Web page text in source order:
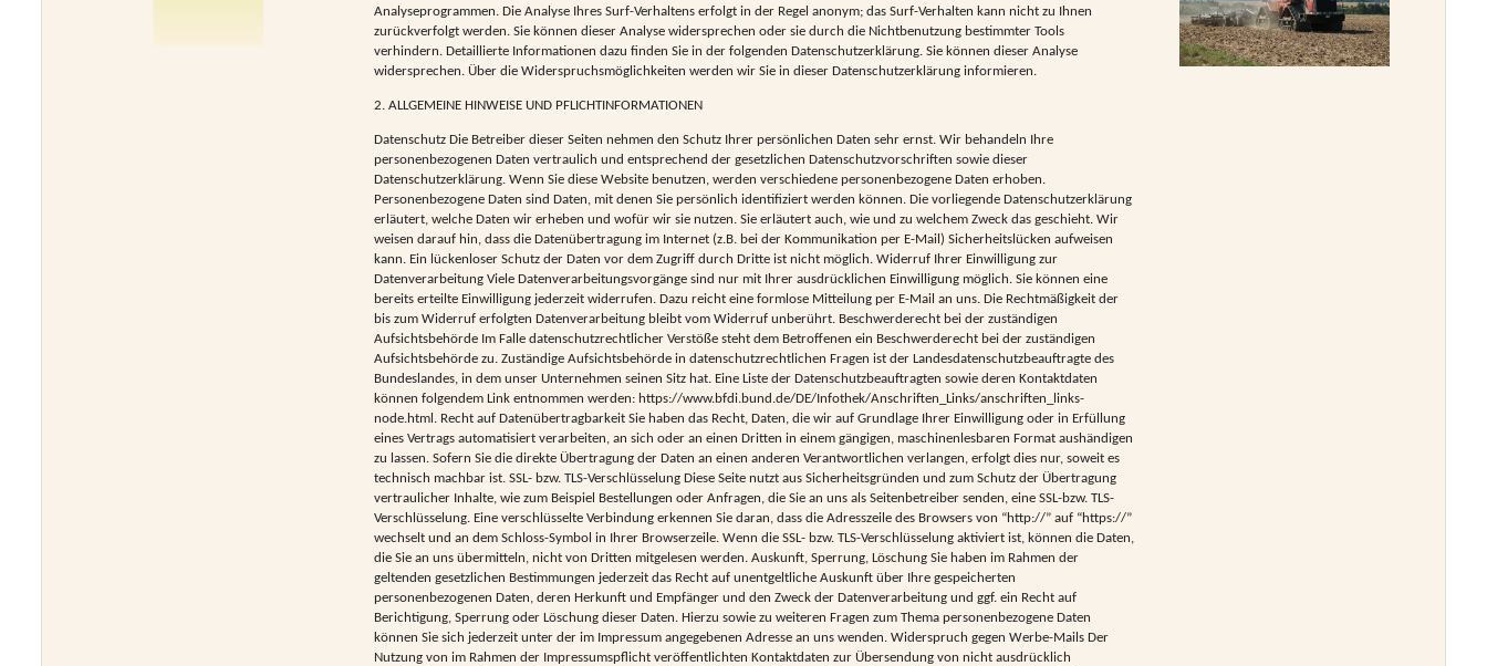
Analyseprogrammen. Die Analyse Ihres Surf-Verhaltens erfolgt in der Regel anonym; das Surf-Verhalten kann nicht zu Ihnen
zurückverfolgt werden. Sie können dieser Analyse widersprechen oder sie durch die Nichtbenutzung bestimmter Tools
verhindern. Detaillierte Informationen dazu finden Sie in der folgenden Datenschutzerklärung. Sie können dieser Analyse
widersprechen. Über die Widerspruchsmöglichkeiten werden wir Sie in dieser Datenschutzerklärung informieren.
2. ALLGEMEINE HINWEISE UND PFLICHTINFORMATIONEN
Datenschutz Die Betreiber dieser Seiten nehmen den Schutz Ihrer persönlichen Daten sehr ernst. Wir behandeln Ihre
personenbezogenen Daten vertraulich und entsprechend der gesetzlichen Datenschutzvorschriften sowie dieser
Datenschutzerklärung. Wenn Sie diese Website benutzen, werden verschiedene personenbezogene Daten erhoben.
Personenbezogene Daten sind Daten, mit denen Sie persönlich identifiziert werden können. Die vorliegende Datenschutzerklärung
erläutert, welche Daten wir erheben und wofür wir sie nutzen. Sie erläutert auch, wie und zu welchem Zweck das geschieht. Wir
weisen darauf hin, dass die Datenübertragung im Internet (z.B. bei der Kommunikation per E-Mail) Sicherheitslücken aufweisen
kann. Ein lückenloser Schutz der Daten vor dem Zugriff durch Dritte ist nicht möglich. Widerruf Ihrer Einwilligung zur
Datenverarbeitung Viele Datenverarbeitungsvorgänge sind nur mit Ihrer ausdrücklichen Einwilligung möglich. Sie können eine
bereits erteilte Einwilligung jederzeit widerrufen. Dazu reicht eine formlose Mitteilung per E-Mail an uns. Die Rechtmäßigkeit der
bis zum Widerruf erfolgten Datenverarbeitung bleibt vom Widerruf unberührt. Beschwerderecht bei der zuständigen
Aufsichtsbehörde Im Falle datenschutzrechtlicher Verstöße steht dem Betroffenen ein Beschwerderecht bei der zuständigen
Aufsichtsbehörde zu. Zuständige Aufsichtsbehörde in datenschutzrechtlichen Fragen ist der Landesdatenschutzbeauftragte des
Bundeslandes, in dem unser Unternehmen seinen Sitz hat. Eine Liste der Datenschutzbeauftragten sowie deren Kontaktdaten
können folgendem Link entnommen werden: https://www.bfdi.bund.de/DE/Infothek/Anschriften_Links/anschriften_links-
node.html. Recht auf Datenübertragbarkeit Sie haben das Recht, Daten, die wir auf Grundlage Ihrer Einwilligung oder in Erfüllung
eines Vertrags automatisiert verarbeiten, an sich oder an einen Dritten in einem gängigen, maschinenlesbaren Format aushändigen
zu lassen. Sofern Sie die direkte Übertragung der Daten an einen anderen Verantwortlichen verlangen, erfolgt dies nur, soweit es
technisch machbar ist. SSL- bzw. TLS-Verschlüsselung Diese Seite nutzt aus Sicherheitsgründen und zum Schutz der Übertragung
vertraulicher Inhalte, wie zum Beispiel Bestellungen oder Anfragen, die Sie an uns als Seitenbetreiber senden, eine SSL-bzw. TLS-
Verschlüsselung. Eine verschlüsselte Verbindung erkennen Sie daran, dass die Adresszeile des Browsers von “http://” auf “https://”
wechselt und an dem Schloss-Symbol in Ihrer Browserzeile. Wenn die SSL- bzw. TLS-Verschlüsselung aktiviert ist, können die Daten,
die Sie an uns übermitteln, nicht von Dritten mitgelesen werden. Auskunft, Sperrung, Löschung Sie haben im Rahmen der
geltenden gesetzlichen Bestimmungen jederzeit das Recht auf unentgeltliche Auskunft über Ihre gespeicherten
personenbezogenen Daten, deren Herkunft und Empfänger und den Zweck der Datenverarbeitung und ggf. ein Recht auf
Berichtigung, Sperrung oder Löschung dieser Daten. Hierzu sowie zu weiteren Fragen zum Thema personenbezogene Daten
können Sie sich jederzeit unter der im Impressum angegebenen Adresse an uns wenden. Widerspruch gegen Werbe-Mails Der
Nutzung von im Rahmen der Impressumspflicht veröffentlichten Kontaktdaten zur Übersendung von nicht ausdrücklich